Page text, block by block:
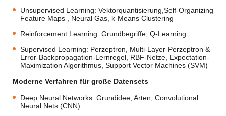
Unsupervised Learning: Vektorquantisierung, Self-Organizing
Feature Maps , Neural Gas, k-Means Clustering
Reinforcement Learning: Grundbegriffe, Q-Learning
Supervised Learning: Perzeptron, Multi-Layer-Perzeptron &
Error-Backpropagation-Lernregel, RBF-Netze, Expectation-
Maximization Algorithmus, Support Vector Machines (SVM)
Moderne Verfahren für große Datensets
Deep Neural Networks: Grundidee, Arten, Convolutional
Neural Nets (CNN)